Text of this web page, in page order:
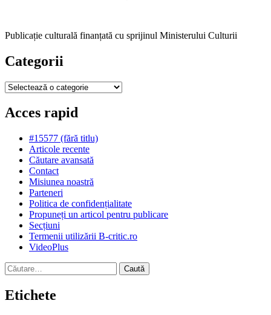
Publicație culturală finanțată cu sprijinul Ministerului Culturii
Categorii
Categorii
Acces rapid
#15577 (fără titlu)
Articole recente
Căutare avansată
Contact
Misiunea noastră
Parteneri
Politica de confidențialitate
Propuneți un articol pentru publicare
Secțiuni
Termenii utilizării B-critic.ro
VideoPlus
Caută
după:
Etichete